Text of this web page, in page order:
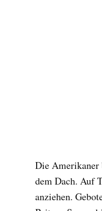
Die Amerikaner
dem Dach. Auf
anziehen.